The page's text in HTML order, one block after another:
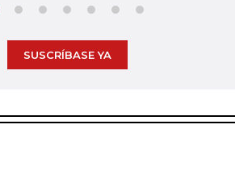
SUSCRÍBASE YA